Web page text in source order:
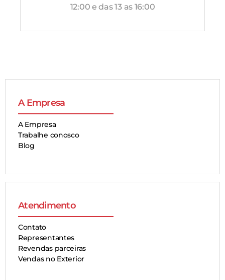
12:00 e das 13 as 16:00
A Empresa
A Empresa
Trabalhe conosco
Blog
Atendimento
Contato
Representantes
Revendas parceiras
Vendas no Exterior